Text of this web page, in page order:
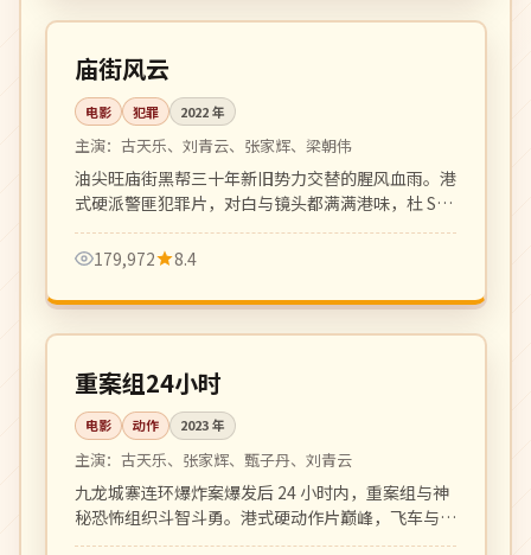
中国
庙街风云
电影 犯罪 2022年
主演： 古天乐、刘青云、张家辉、梁朝伟
油尖旺庙街黑帮三十年新旧势力交替的腥风血雨。港
式硬派警匪犯罪片，对白与镜头都满满港味，杜 Sir
招牌之作。
179,972
8.4
中国
院线 133 分钟
重案组24小时
电影 动作 2023年
主演： 古天乐、张家辉、甄子丹、刘青云
九龙城寨连环爆炸案爆发后 24 小时内，重案组与神
秘恐怖组织斗智斗勇。港式硬动作片巅峰，飞车与枪
战戏精彩刺激。